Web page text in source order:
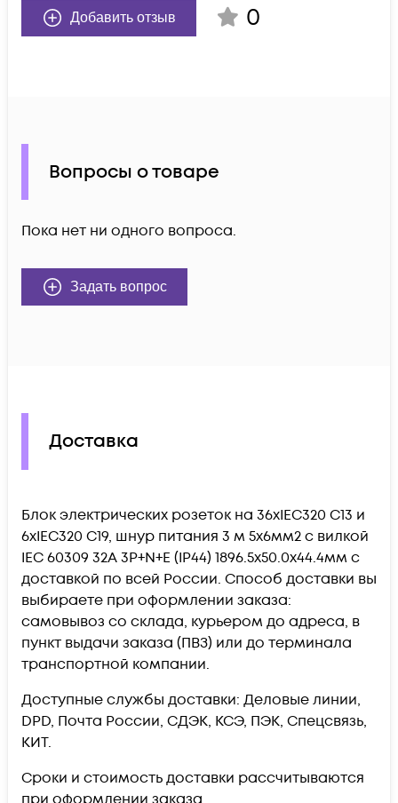
Добавить отзыв 0
Вопросы о товаре
Пока нет ни одного вопроса.
Задать вопрос
Доставка
Блок электрических розеток на 36хIEC320 C13 и
6хIEC320 C19, шнур питания 3 м 5x6мм2 с вилкой
IEC 60309 32A 3P+N+E (IP44) 1896.5х50.0х44.4мм c
доставкой по всей России. Способ доставки вы
выбираете при оформлении заказа:
самовывоз со склада, курьером до адреса, в
пункт выдачи заказа (ПВЗ) или до терминала
транспортной компании.
Доступные службы доставки: Деловые линии,
DPD, Почта России, СДЭК, КСЭ, ПЭК, Спецсвязь,
КИТ.
Сроки и стоимость доставки рассчитываются